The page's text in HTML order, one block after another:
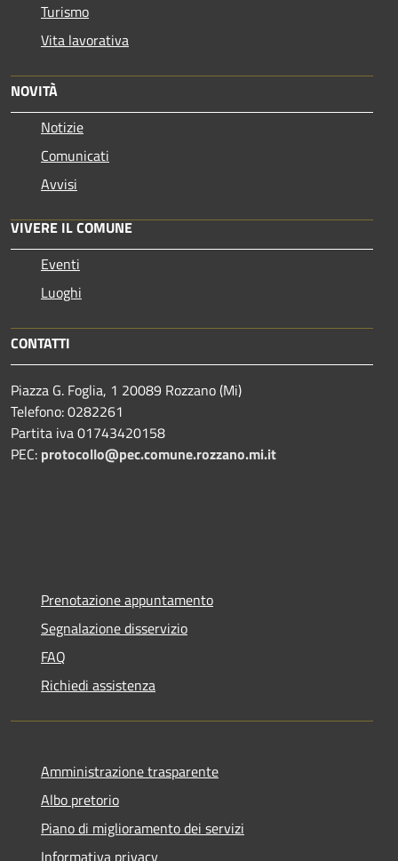
Turismo
Vita lavorativa
NOVITÀ
Notizie
Comunicati
Avvisi
VIVERE IL COMUNE
Eventi
Luoghi
CONTATTI
Piazza G. Foglia, 1 20089 Rozzano (Mi)
Telefono: 0282261
Partita iva 01743420158
PEC: protocollo@pec.comune.rozzano.mi.it
Prenotazione appuntamento
Segnalazione disservizio
FAQ
Richiedi assistenza
Amministrazione trasparente
Albo pretorio
Piano di miglioramento dei servizi